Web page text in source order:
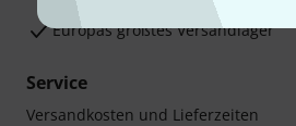
Europas größtes Versandlager
Service
Versandkosten und Lieferzeiten